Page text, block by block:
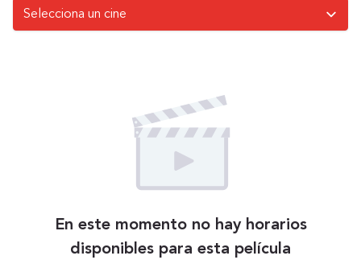
En este momento no hay horarios
disponibles para esta película